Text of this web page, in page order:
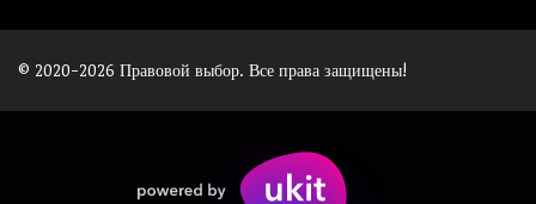
© 2020-2026 Правовой выбор. Все права защищены!